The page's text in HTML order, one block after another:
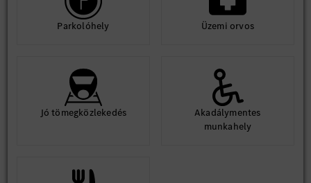
Parkolóhely Üzemi orvos
Jó tömegközlekedés
Akadálymentes
munkahely